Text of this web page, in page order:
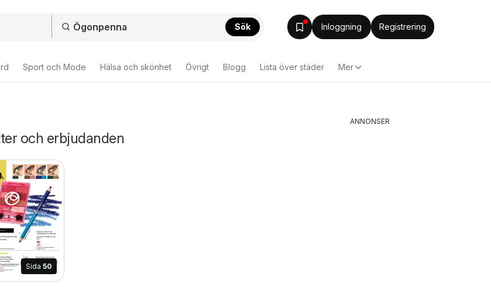
Sök Inloggning Registrering
Sport och Mode Hälsa och skönhet Övrigt Blogg Lista över städer Mer
och erbjudanden
Sida 50
ANNONSER